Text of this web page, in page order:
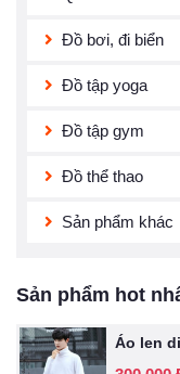
Đồ bơi, đi biển
Đồ tập yoga
Đồ tập gym
Đồ thể thao
Sản phẩm khác
Sản phẩm hot
Áo len